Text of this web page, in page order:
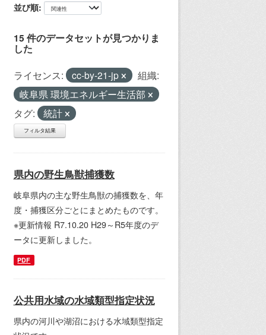
並び順
15 件のデータセットが見つかりま
した
ライセンス: cc-by-21-jp
組織:
岐阜県 環境エネルギー生活部
タグ:
統計
フィルタ結果
県内の野生鳥獣捕獲数
岐阜県内の主な野生鳥獣の捕獲数を、年
度・捕獲区分ごとにまとめたものです。
※更新情報 R7.10.20 H29～R5年度のデ
ータに更新しました。
PDF
公共用水域の水域類型指定状況
県内の河川や湖沼における水域類型指定